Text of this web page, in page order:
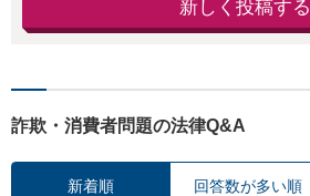
新しく投稿する
詐欺・消費者問題の法律Q&A
新着順 回答数が多い順